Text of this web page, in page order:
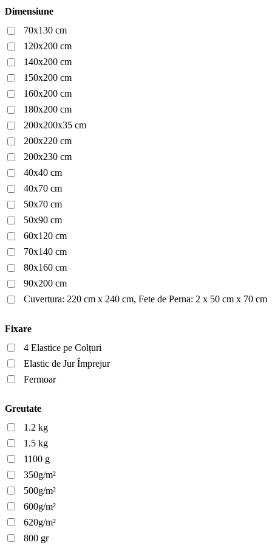
Dimensiune
70x130 cm
120x200 cm
140x200 cm
150x200 cm
160x200 cm
180x200 cm
200x200x35 cm
200x220 cm
200x230 cm
40x40 cm
40x70 cm
50x70 cm
50x90 cm
60x120 cm
70x140 cm
80x160 cm
90x200 cm
Cuvertura: 220 cm x 240 cm, Fete de Perna: 2 x 50 cm x 70 cm
Fixare
4 Elastice pe Colțuri
Elastic de Jur Împrejur
Fermoar
Greutate
1.2 kg
1.5 kg
1100 g
350g/m²
500g/m²
600g/m²
620g/m²
800 gr